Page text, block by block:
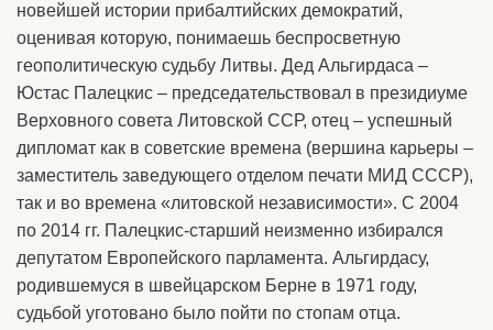
новейшей истории прибалтийских демократий,
оценивая которую, понимаешь беспросветную
геополитическую судьбу Литвы. Дед Альгирдаса –
Юстас Палецкис – председательствовал в президиуме
Верховного совета Литовской ССР, отец – успешный
дипломат как в советские времена (вершина карьеры –
заместитель заведующего отделом печати МИД СССР),
так и во времена «литовской независимости». С 2004
по 2014 гг. Палецкис-старший неизменно избирался
депутатом Европейского парламента. Альгирдасу,
родившемуся в швейцарском Берне в 1971 году,
судьбой уготовано было пойти по стопам отца.